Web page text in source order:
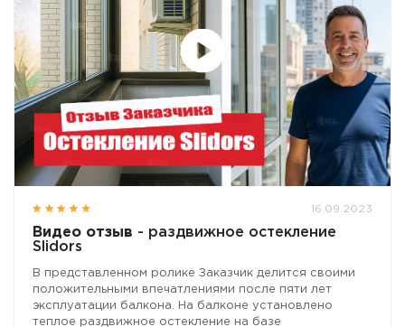
16.09.2023
Видео отзыв - раздвижное остекление
Slidors
В представленном ролике Заказчик делится своими
положительными впечатлениями после пяти лет
эксплуатации балкона. На балконе установлено
теплое раздвижное остекление на базе